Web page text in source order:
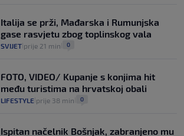
Italija se prži, Mađarska i Rumunjska
gase rasvjetu zbog toplinskog vala
SVIJET prije 21 min 0
FOTO, VIDEO/ Kupanje s konjima hit
među turistima na hrvatskoj obali
LIFESTYLE prije 38 min 0
Ispitan načelnik Bošnjak, zabranjeno mu